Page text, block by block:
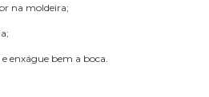
na moldeira;
enxágue bem a boca.